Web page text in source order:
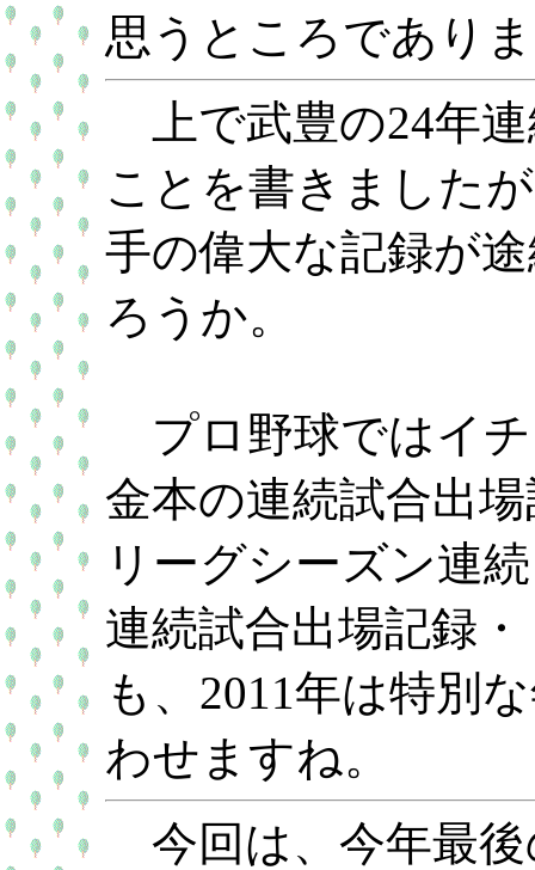
思うところであり
上で武豊の24年
ことを書きました
手の偉大な記録が
ろうか。
プロ野球ではイチ
金本の連続試合出
リーグシーズン連
連続試合出場記録
も、2011年は特別
わせますね。
今回は、今年最後